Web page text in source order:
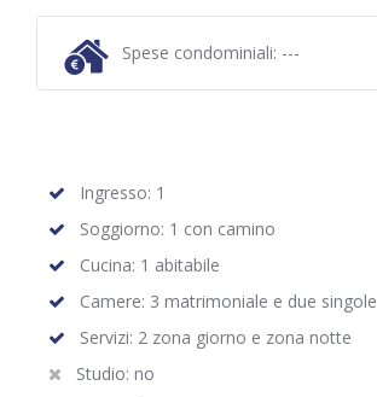
Spese condominiali: ---
Ingresso: 1
Soggiorno: 1 con camino
Cucina: 1 abitabile
Camere: 3 matrimoniale e due singole
Servizi: 2 zona giorno e zona notte
Studio: no